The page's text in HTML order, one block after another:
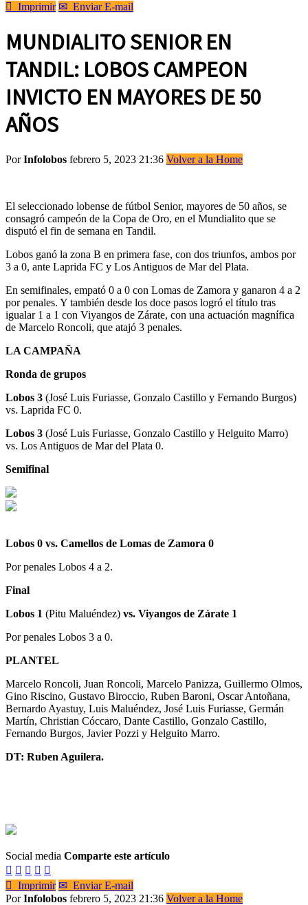
 Imprimir ✉ Enviar E-mail
MUNDIALITO SENIOR EN
TANDIL: LOBOS CAMPEON
INVICTO EN MAYORES DE 50
AÑOS
PorInfolobos febrero 5, 2023 21:36 Volver a la Home
El seleccionado lobense de fútbol Senior, mayores de 50 años, se
consagró campeón de la Copa de Oro, en el Mundialito que se
disputó el fin de semana en Tandil.
Lobos ganó la zona B en primera fase, con dos triunfos, ambos por
3 a 0, ante Laprida FC y Los Antiguos de Mar del Plata.
En semifinales, empató 0 a 0 con Lomas de Zamora y ganaron 4 a 2
por penales. Y también desde los doce pasos logró el título tras
igualar 1 a 1 con Viyangos de Zárate, con una actuación magnífica
de Marcelo Roncoli, que atajó 3 penales.
LA CAMPAÑA
Ronda de grupos
Lobos 3 (José Luis Furiasse, Gonzalo Castillo y Fernando Burgos)
vs. Laprida FC 0.
Lobos 3 (José Luis Furiasse, Gonzalo Castillo y Helguito Marro)
vs. Los Antiguos de Mar del Plata 0.
Semifinal
Lobos 0 vs. Camellos de Lomas de Zamora 0
Por penales Lobos 4 a 2.
Final
Lobos 1 (Pitu Maluéndez) vs. Viyangos de Zárate 1
Por penales Lobos 3 a 0.
PLANTEL
Marcelo Roncoli, Juan Roncoli, Marcelo Panizza, Guillermo Olmos,
Gino Riscino, Gustavo Biroccio, Ruben Baroni, Oscar Antoñana,
Bernardo Ayastuy, Luis Maluéndez, José Luis Furiasse, Germán
Martín, Christian Cóccaro, Dante Castillo, Gonzalo Castillo,
Fernando Burgos, Javier Pozzi y Helguito Marro.
DT: Ruben Aguilera.
Social media Comparte este artículo
    
 Imprimir ✉ Enviar E-mail
PorInfolobos febrero 5, 2023 21:36 Volver a la Home